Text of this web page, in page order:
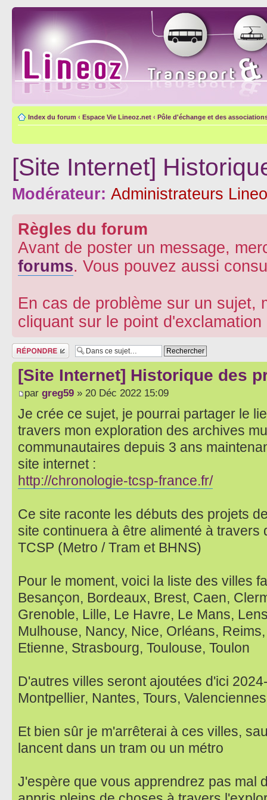
Index du forum ‹ Espace Vie Lineoz.net ‹ Pôle d'échange et des
[Site Internet]
Modérateur: Administrateurs
Règles du forum
Avant de poster un message,
forums. Vous pouvez aussi
En cas de problème sur un sujet,
cliquant sur le point
Répondre
[Site Internet] Historique des
par greg59 » 20 Déc 2022 15:09
Je crée ce sujet, je pourrai partager le
travers mon exploration des archives
communautaires depuis 3 ans
site internet :
http://chronologie-tcsp-france.fr/
Ce site raconte les débuts des projets
site continuera à être alimenté à travers
TCSP (Metro / Tram et BHNS)
Pour le moment, voici la liste des villes
Besançon, Bordeaux, Brest, Caen,
Grenoble, Lille, Le Havre, Le Mans,
Mulhouse, Nancy, Nice, Orléans,
Etienne, Strasbourg, Toulouse, Toulon
D'autres villes seront ajoutées d'ici
Montpellier, Nantes, Tours, Valenciennes
Et bien sûr je m'arrêterai à ces villes,
lancent dans un tram ou un métro
J'espère que vous apprendrez pas mal